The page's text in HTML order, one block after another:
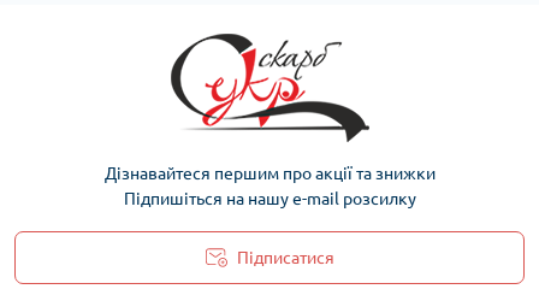
Дізнавайтеся першим про акції та знижки
Підпишіться на нашу e-mail розсилку
Підписатися